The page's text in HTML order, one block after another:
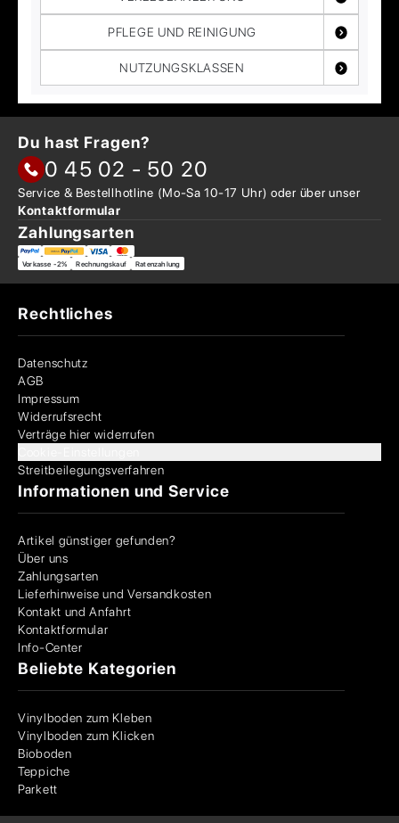
PFLEGE UND REINIGUNG
NUTZUNGSKLASSEN
Du hast Fragen?
0 45 02 - 50 20
Service & Bestellhotline (Mo-Sa 10-17 Uhr) oder überunser
Kontaktformular
Zahlungsarten
Vorkasse -2% Rechnungskauf Ratenzahlung
Rechtliches
Datenschutz
AGB
Impressum
Widerrufsrecht
Verträge hier widerrufen
Streitbeilegungsverfahren
Informationen und Service
Artikel günstiger gefunden?
Über uns
Zahlungsarten
Lieferhinweise und Versandkosten
Kontakt und Anfahrt
Kontaktformular
Info-Center
Beliebte Kategorien
Vinylboden zum Kleben
Vinylboden zum Klicken
Bioboden
Teppiche
Parkett